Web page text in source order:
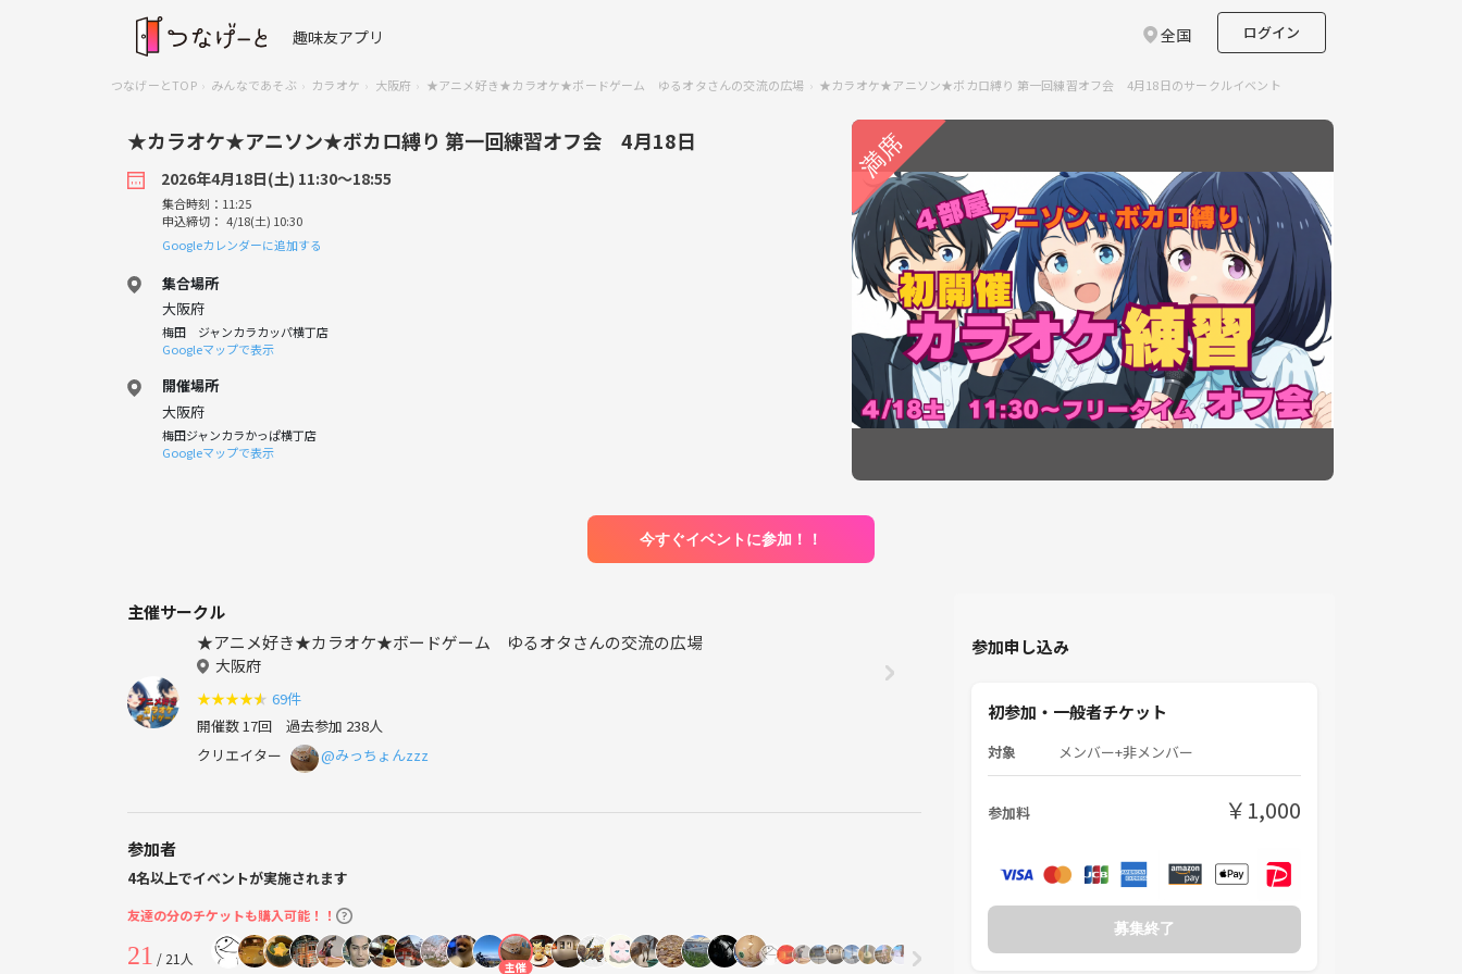
趣味友アプリ 全国 ログイン
つなげーとTOP みんなであそぶ カラオケ 大阪府 ★アニメ好き★カラオケ★ボードゲーム ゆるオタさんの交流の広場 ★カラオケ★アニソン★ボカロ縛り 第一回練習オフ会 4月18日のサークルイベント
★カラオケ★アニソン★ボカロ縛り 第一回練習オフ会 4月18日
2026年4月18日(土) 11:30〜18:55
集合時刻：11:25
申込締切： 4/18(土) 10:30
Googleカレンダーに追加する
集合場所
大阪府
梅田 ジャンカラカッパ横丁店
Googleマップで表示
開催場所
大阪府
梅田ジャンカラかっぱ横丁店
Googleマップで表示
今すぐイベントに参加！！
主催サークル
★アニメ好き★カラオケ★ボードゲーム ゆるオタさんの交流の広場
大阪府
★★★★★ 69件
開催数 17回 過去参加 238人
クリエイター
@みっちょんzzz
参加者
4名以上でイベントが実施されます
友達の分のチケットも購入可能！！
21 / 21人 主催
参加申し込み
初参加・一般者チケット
対象 メンバー+非メンバー
参加料 ￥1,000
募集終了